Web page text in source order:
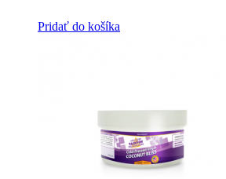
Pridať do košíka